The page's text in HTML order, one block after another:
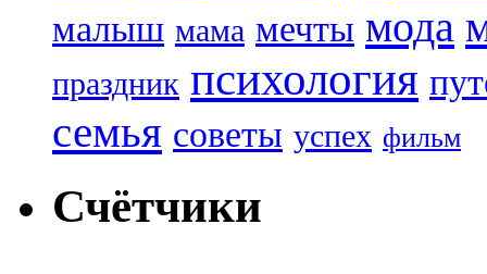
малыш мама мечты мода
праздник психология
семья советы успех фильм
Счётчики